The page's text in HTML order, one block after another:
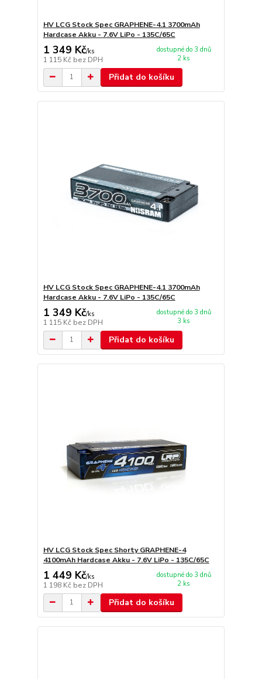
HV LCG Stock Spec GRAPHENE-4.1 3700mAh
Hardcase Akku - 7.6V LiPo - 135C/65C
1 349 Kč/ks
1 115 Kč bez DPH
dostupné do 3 dnů
2 ks
Přidat do košíku
HV LCG Stock Spec GRAPHENE-4.1 3700mAh
Hardcase Akku - 7.6V LiPo - 135C/65C
1 349 Kč/ks
1 115 Kč bez DPH
dostupné do 3 dnů
3 ks
Přidat do košíku
HV LCG Stock Spec Shorty GRAPHENE-4
4100mAh Hardcase Akku - 7.6V LiPo - 135C/65C
1 449 Kč/ks
1 198 Kč bez DPH
dostupné do 3 dnů
2 ks
Přidat do košíku